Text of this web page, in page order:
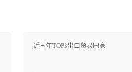
近三年TOP3出口贸易国家